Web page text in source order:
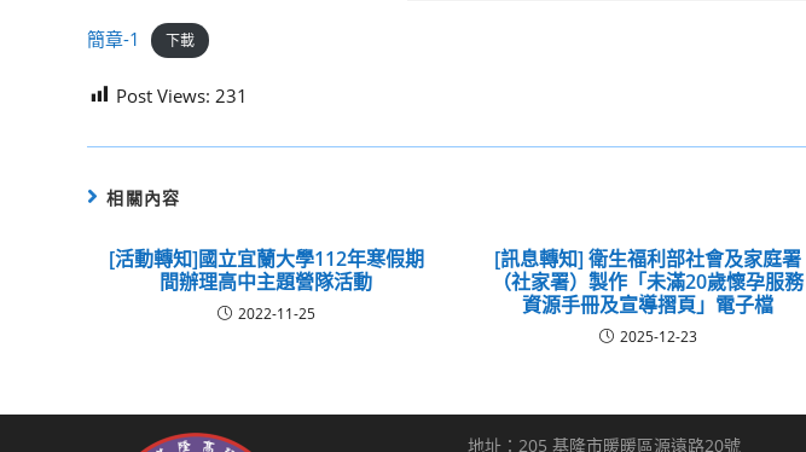
簡章-1 下載
Post Views: 231
相關內容
[活動轉知]國立宜蘭大學112年寒假期
間辦理高中主題營隊活動
2022-11-25
[訊息轉知] 衛生福利部社會及家庭署
（社家署）製作「未滿20歲懷孕服務
資源手冊及宣導摺頁」電子檔
2025-12-23
地址：205 基隆市暖暖區源遠路20號